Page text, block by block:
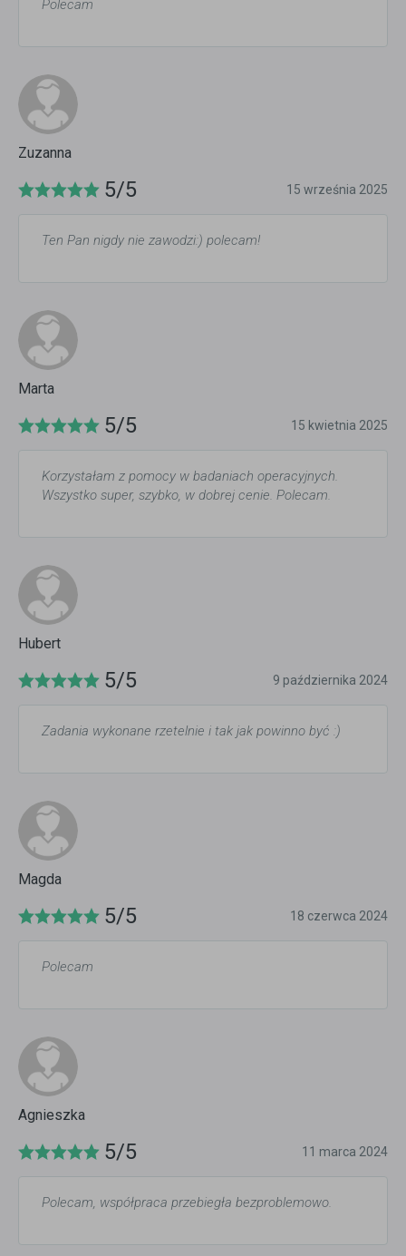
Polecam
Zuzanna
5/5 15 września 2025
Ten Pan nigdy nie zawodzi:) polecam!
Marta
5/5 15 kwietnia 2025
Korzystałam z pomocy w badaniach operacyjnych.
Wszystko super, szybko, w dobrej cenie. Polecam.
Hubert
5/5 9 października 2024
Zadania wykonane rzetelnie i tak jak powinno być :)
Magda
5/5 18 czerwca 2024
Polecam
Agnieszka
5/5 11 marca 2024
Polecam, współpraca przebiegła bezproblemowo.